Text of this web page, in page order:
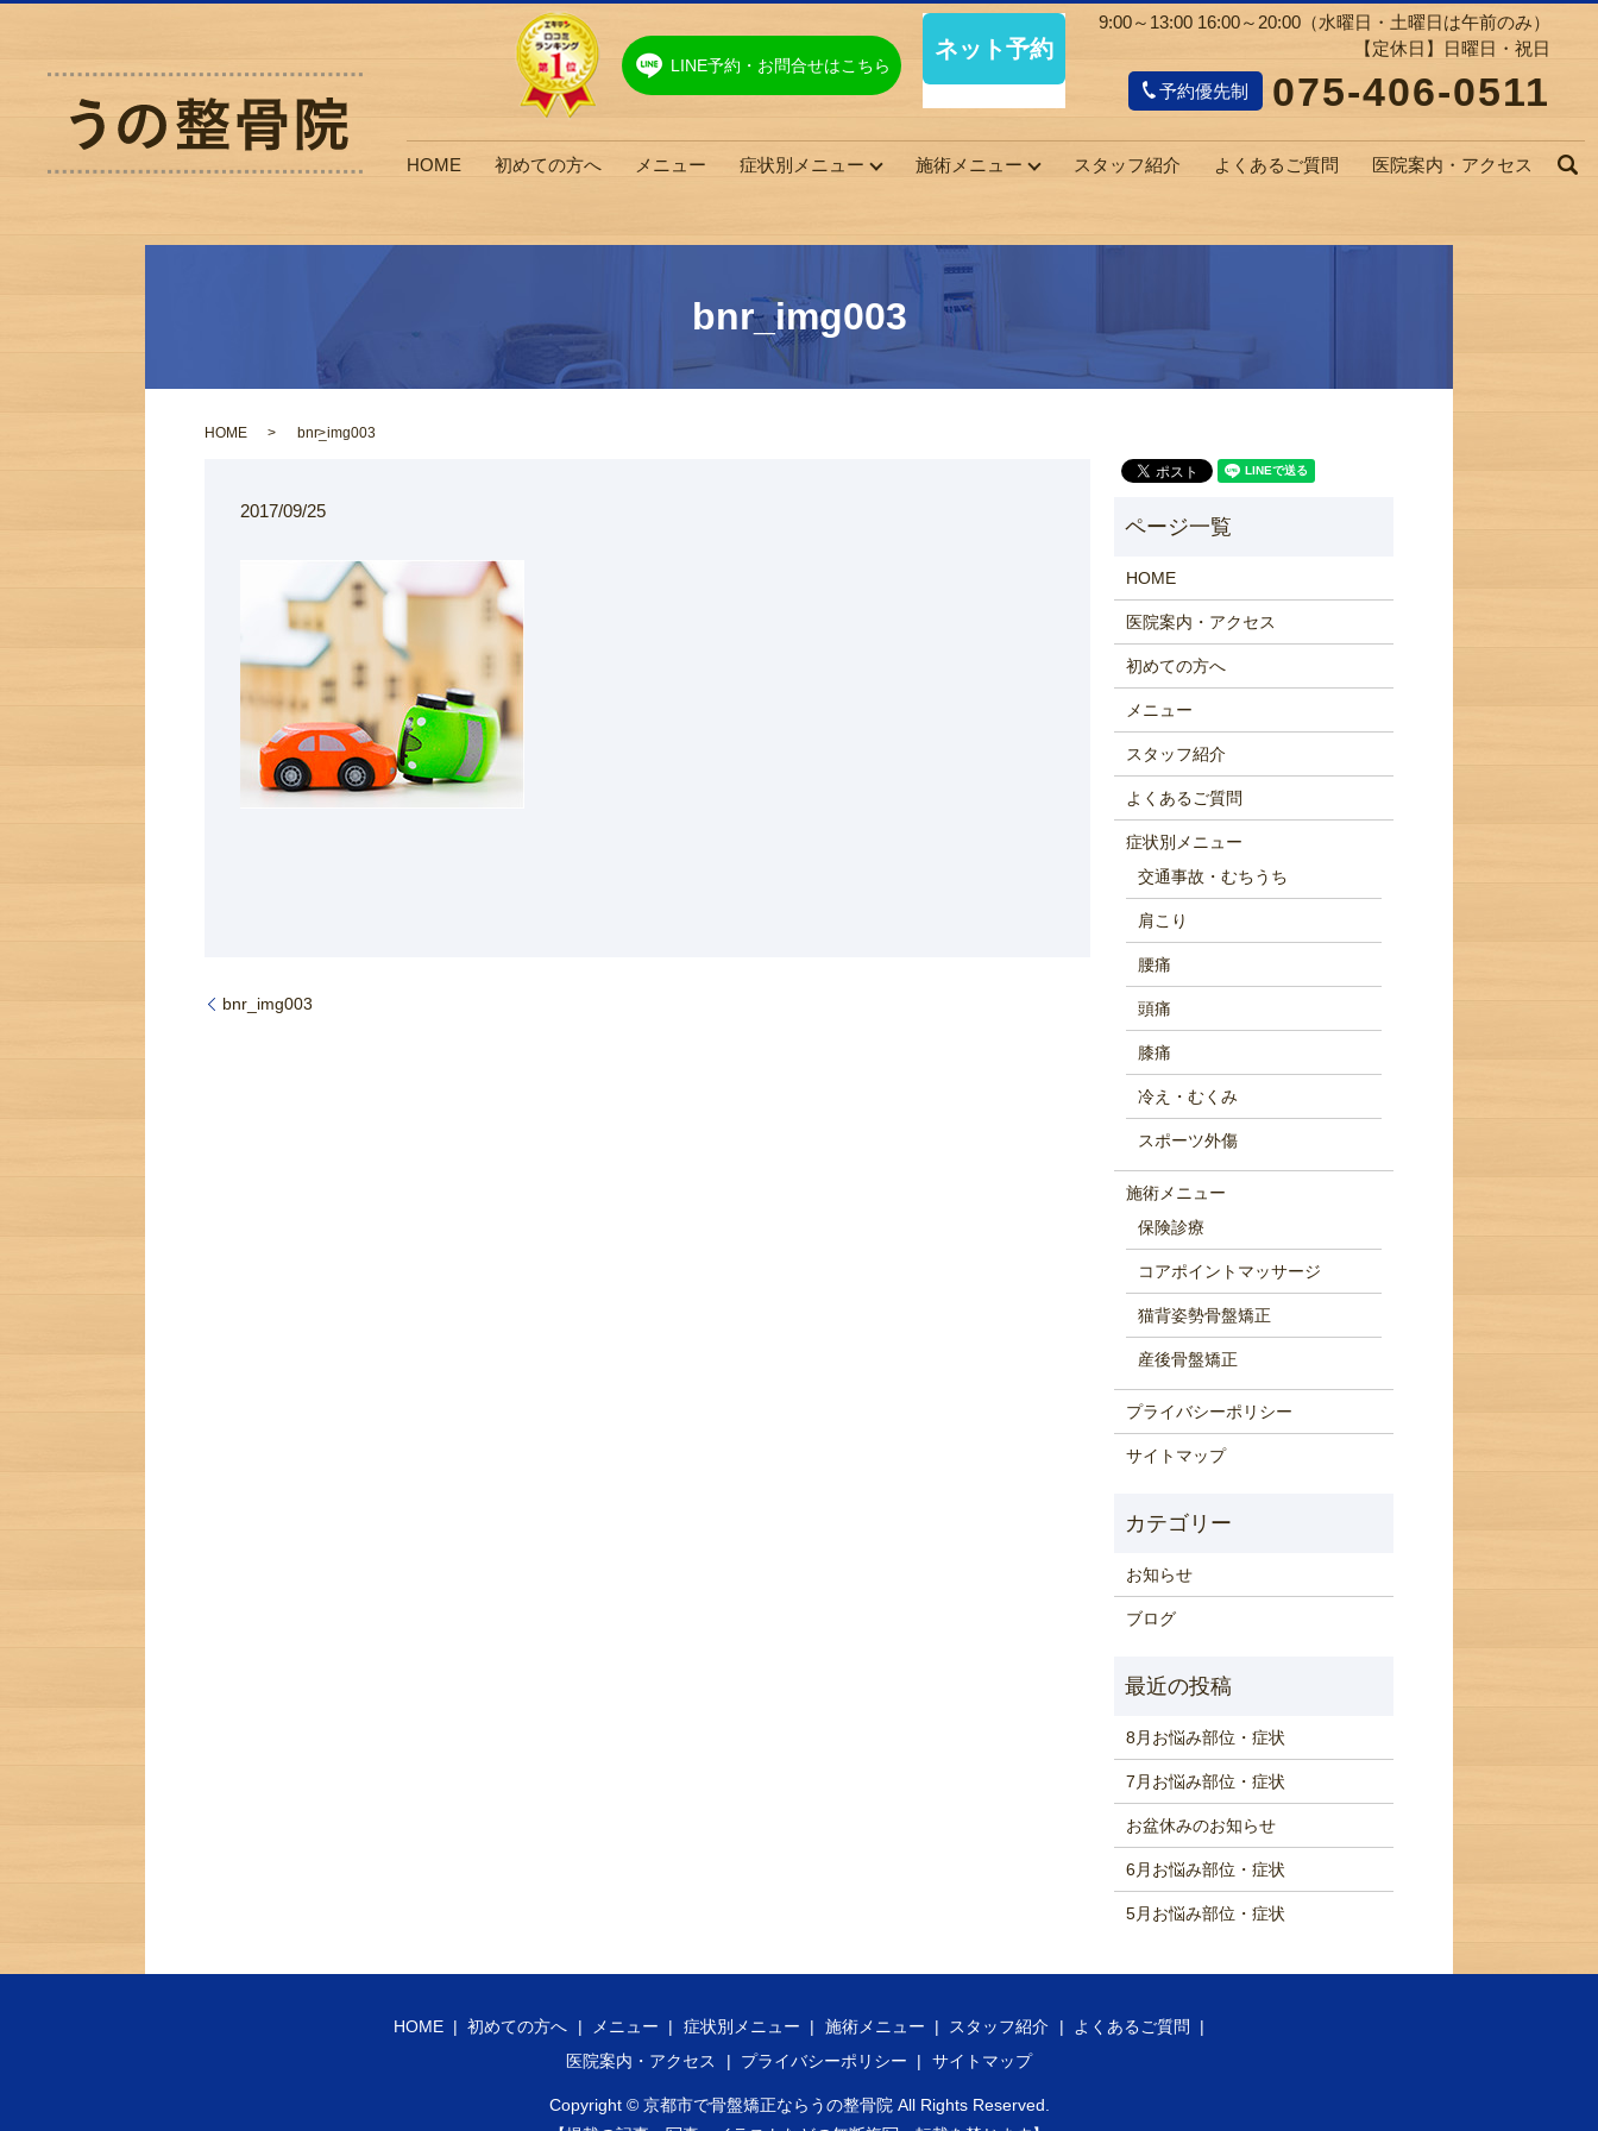
LINE予約・お問合せはこちら
9:00～13:00 16:00～20:00（水曜日・土曜日は午前のみ）
【定休日】日曜日・祝日
予約優先制 075-406-0511
HOME 初めての方へ メニュー 症状別メニュー 施術メニュー スタッフ紹介 よくあるご質問 医院案内・アクセス
bnr_img003
HOME bnr_img003
2017/09/25
bnr_img003
HOME
医院案内・アクセス
初めての方へ
メニュー
スタッフ紹介
よくあるご質問
症状別メニュー
交通事故・むちうち
肩こり
腰痛
頭痛
膝痛
冷え・むくみ
スポーツ外傷
施術メニュー
保険診療
コアポイントマッサージ
猫背姿勢骨盤矯正
産後骨盤矯正
プライバシーポリシー
サイトマップ
お知らせ
ブログ
8月お悩み部位・症状
7月お悩み部位・症状
お盆休みのお知らせ
6月お悩み部位・症状
5月お悩み部位・症状
HOME 初めての方へ メニュー 症状別メニュー 施術メニュー スタッフ紹介
よくあるご質問
医院案内・アクセス
プライバシーポリシー サイトマップ
Copyright © 京都市で骨盤矯正ならうの整骨院All Rights Reserved.